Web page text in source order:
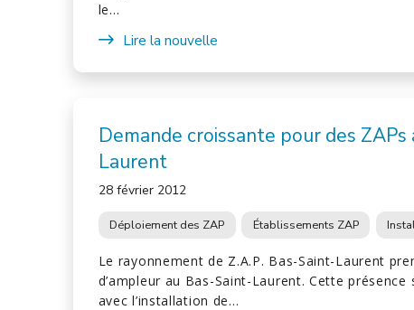
le…
Lire la nouvelle
Demande croissante pour des
Laurent
28 février 2012
Déploiement des ZAP Établissements ZAP
Le rayonnement de Z.A.P. Bas-Saint-Laurent
d’ampleur au Bas-Saint-Laurent. Cette présence
avec l’installation de…